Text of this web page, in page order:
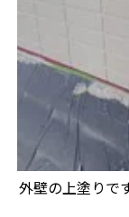
外壁の上塗りで